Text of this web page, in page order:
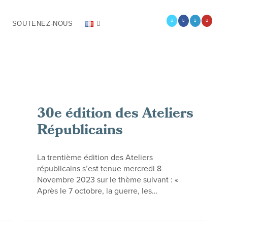
SOUTENEZ-NOUS
30e édition des Ateliers
Républicains
La trentième édition des Ateliers
républicains s’est tenue mercredi 8
Novembre 2023 sur le thème suivant : «
Après le 7 octobre, la guerre, les…